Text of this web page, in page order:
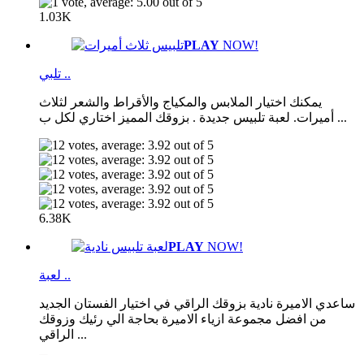
1.03K
PLAY NOW!
تلبي ..
يمكنك اختيار الملابس والمكياج والأقراط والشعر لثلاث
أميرات. لعبة تلبيس جديدة . بزوقك المميز اختاري لكل ب ...
6.38K
PLAY NOW!
لعبة ..
ساعدي الاميرة نادية بزوقك الراقي في اختيار الفستان الجديد
من افضل مجموعة ازياء الاميرة بحاجة الي رئيك وزوقك
الراقي ...